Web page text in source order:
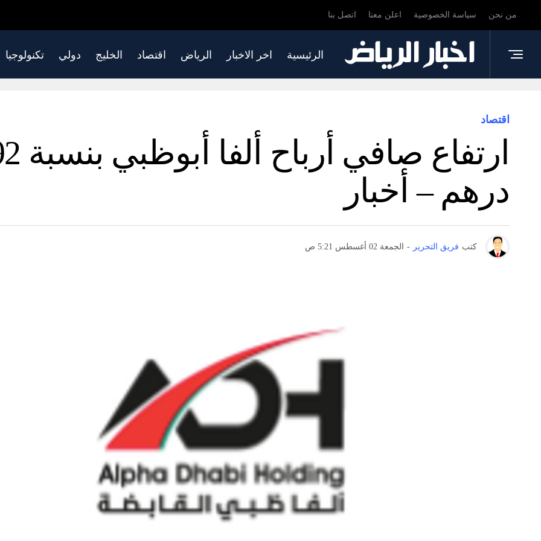
من نحن سياسة الخصوصية اعلن معنا اتصل بنا
الرئيسية اخر الاخبار الرياض اقتصاد الخليج دولي تكنولوجيا
اقتصاد
درهم – أخبار
كتب فريق التحرير - الجمعة 02 أغسطس 5:21 ص